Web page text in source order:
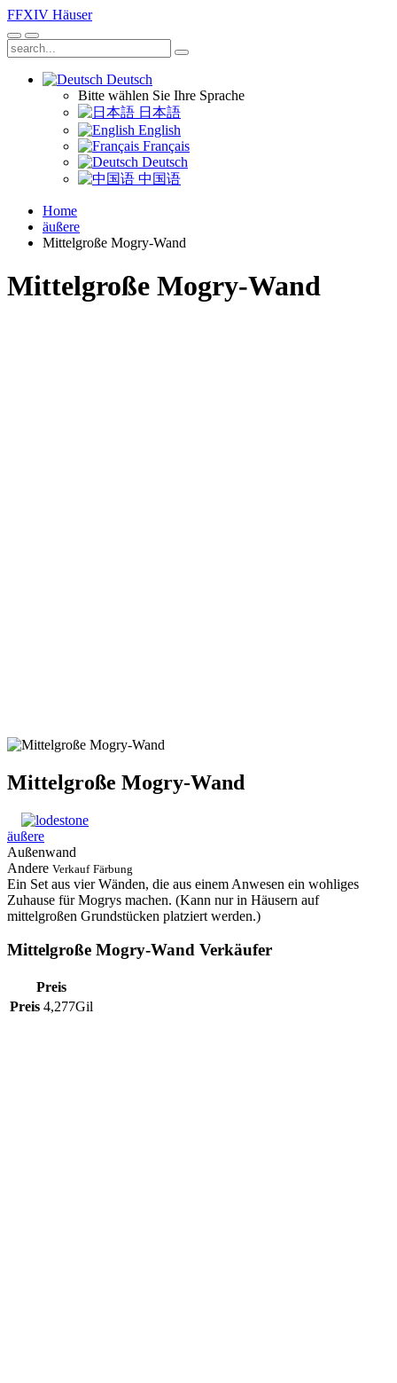
FFXIV Häuser
Deutsch
Bitte wählen Sie Ihre Sprache
日本語
English
Français
Deutsch
中国语
Home
äußere
Mittelgroße Mogry-Wand
Mittelgroße Mogry-Wand
Mittelgroße Mogry-Wand
äußere
Außenwand
Andere Verkauf Färbung
Ein Set aus vier Wänden, die aus einem Anwesen ein wohliges
Zuhause für Mogrys machen. (Kann nur in Häusern auf
mittelgroßen Grundstücken platziert werden.)
Mittelgroße Mogry-Wand Verkäufer
Preis
Preis 4,277Gil